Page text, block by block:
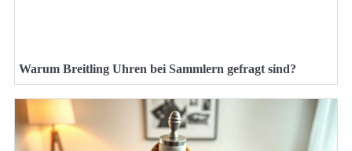
Warum Breitling Uhren bei Sammlern gefragt sind?